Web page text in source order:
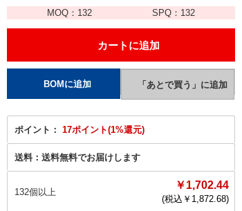
MOQ： 132 SPQ： 132
ポイント： 17ポイント(1%還元)
送料： 送料無料でお届けします
132個以上
￥1,702.44
(税込￥ 1,872.68)